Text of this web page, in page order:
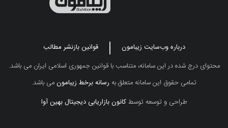
درباره وب‌سایت زیبامون
قوانین بازنشر مطالب
محتوای درج شده در این سامانه، متناسب با قوانین جمهوری اسلامی ایران می باشد.
تمامی حقوق این سامانه متعلق به رسانه برخط زیبامونمی باشد.
طراحی و توسعه توسطکانون بازاریابی دیجیتال بهین آوا